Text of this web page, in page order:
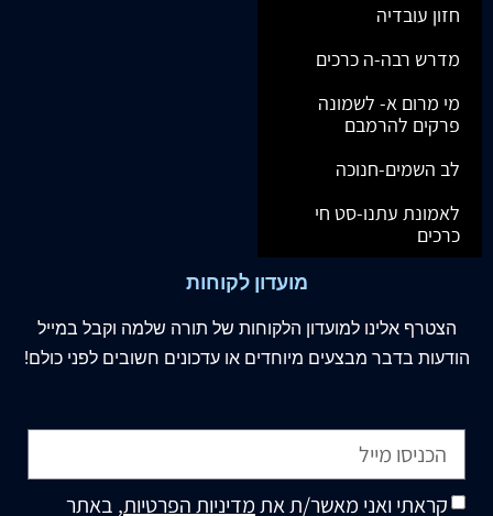
חזון עובדיה
מדרש רבה-ה כרכים
מי מרום א- לשמונה
פרקים להרמבם
לב השמים-חנוכה
לאמונת עתנו-סט חי
כרכים
מועדון לקוחות
הצטרף אלינו למועדון הלקוחות של תורה שלמה וקבל במייל
הודעות בדבר מבצעים מיוחדים או עדכונים חשובים לפני כולם!
קראתי ואני מאשר/ת אתמדיניות הפרטיות, באתר